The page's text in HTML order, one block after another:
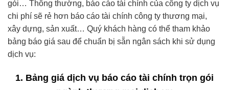
gói… Thông thường, báo cáo tài chính của công ty dịch vụ
chi phí sẽ rẻ hơn báo cáo tài chính công ty thương mại,
xây dựng, sản xuất… Quý khách hàng có thể tham khảo
bảng báo giá sau để chuẩn bị sẵn ngân sách khi sử dụng
dịch vụ:
1. Bảng giá dịch vụ báo cáo tài chính trọn gói